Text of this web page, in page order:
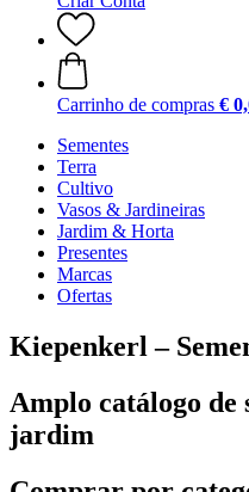
Carrinho de compras €
Sementes
Terra
Cultivo
Vasos & Jardineiras
Jardim & Horta
Presentes
Marcas
Ofertas
Kiepenkerl –
Amplo catálogo de
jardim